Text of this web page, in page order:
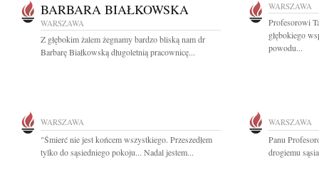
BARBARA BIAŁKOWSKA
WARSZAWA
Z głębokim żalem żegnamy bardzo bliską nam dr
Barbarę Białkowską długoletnią pracownicę...
WARSZAWA
Profesorowi
głębokiego
powodu...
WARSZAWA
"Śmierć nie jest końcem wszystkiego. Przeszedłem
tylko do sąsiedniego pokoju... Nadal jestem...
WARSZAWA
Panu
drogiemu